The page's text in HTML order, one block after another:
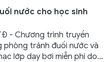
nước cho học sinh
- Chương trình truyền
phòng tránh đuối nước và
lớp dạy bơi miễn phí do...